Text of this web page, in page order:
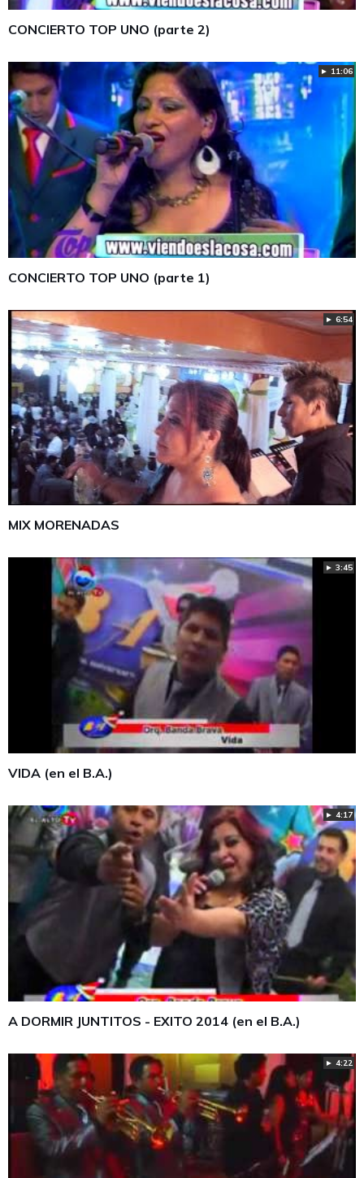
CONCIERTO TOP UNO (parte 2)
► 11:06
CONCIERTO TOP UNO (parte 1)
► 6:54
MIX MORENADAS
► 3:45
VIDA (en el B.A.)
► 4:17
A DORMIR JUNTITOS - EXITO 2014 (en el B.A.)
► 4:22